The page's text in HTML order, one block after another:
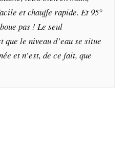
et chauffe rapide. Et 95°
pas ! Le seul
que le niveau d’eau se situe
et n’est, de ce fait, que